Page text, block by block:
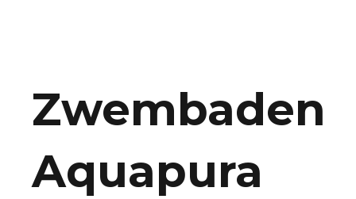
Zwembaden
Aquapura